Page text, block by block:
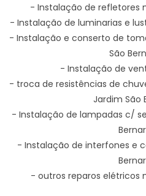
- Instalação de refletores
- Instalação de luminarias e
- Instalação e conserto de
São
- Instalação de
- troca de resistências de
Jardim São
- Instalação de lampadas c/
- Instalação de interfones e
- outros reparos elétricos